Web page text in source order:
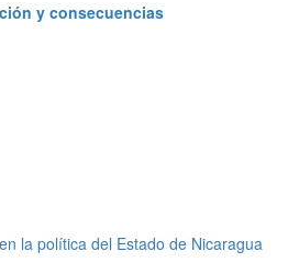
y consecuencias
la política del Estado de Nicaragua